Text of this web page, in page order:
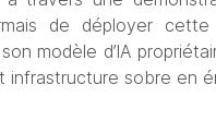
de déployer
modèle d’IA
sobre en